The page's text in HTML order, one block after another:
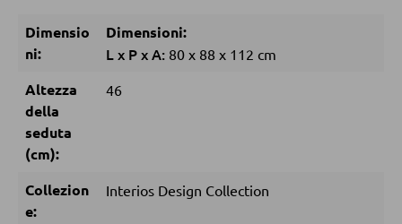
SGABELLI
Sgabelli bassi
Pouf a sacco
Dimensio
ni:
Dimensioni:
Lx PxA: 80 x 88 x 112 cm
Altezza
della
seduta
(cm):
46
Collezion
e:
Interios Design Collection